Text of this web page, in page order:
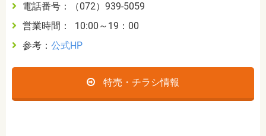
電話番号：（072）939-5059
営業時間： 10:00～19：00
参考： 公式HP
特売・チラシ情報